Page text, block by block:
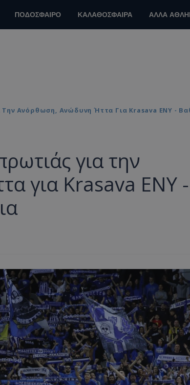
ΠΟΔΟΣΦΑΙΡΟ ΚΑΛΑΘΟΣΦΑΙΡΑ ΑΛΛΑ
Ανόρθωση, Ανώδυνη Ήττα Για Krasava ΕΝΥ -
για την
για Krasava ΕΝΥ -